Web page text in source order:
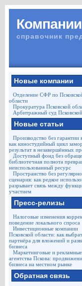
справочник
Новые компании
Отделение СФР по
области
Прокуратура Псковской
Арбитражный суд
Новые статьи
Производство без гарантии
как киностудийный цикл
результат в незавершённых
Доступный фонд без
библиотечная полнота
неиспользованный ресурс
Пространство без
сценария: как редкое
разрывает связь между
участием
Пресс-релизы
Налоговые изменения
поведение локального спроса
Инвестиционные компании
Псковской области: как
партнёра для вложений и
бизнеса
Маркетинговые и рекламные
агентства Пскова:
бизнеса на местном рынке
Обратная связь